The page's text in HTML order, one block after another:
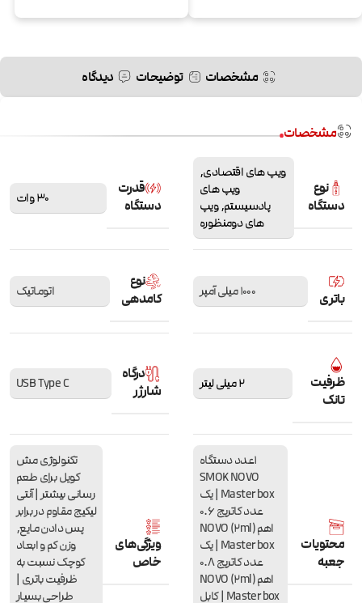
مشخصات توضیحات دیدگاه
مشخصات
نوع
دستگاه
ویپ های اقتصادی,
ویپ های
پادسیستم,ویپ
های دومنظوره
قدرت
دستگاه
30 وات
باتری 1000 میلی آمپر
نوع
کامدهی
اتوماتیک
ظرفیت
تانک
2 میلی لیتر
درگاه
شارژر
USB Type C
محتویات
جعبه
1عدد دستگاه
SMOK NOVO
Master box | یک
عدد کاتریج 0.6
اهم (2ml) NOVO
Master box | یک
عدد کاتریج 0.8
اهم (2ml) NOVO
Master box | کابل
ویژگی‌های
خاص
تکنولوژی مش
کویل برای طعم
رسانی بیشتر | آنتی
لیکیج مقاوم در برابر
پس دادن مایع,
وزن کم و ابعاد
کوچک نسبت به
ظرفیت باتری ‌|
طراحی بسیار